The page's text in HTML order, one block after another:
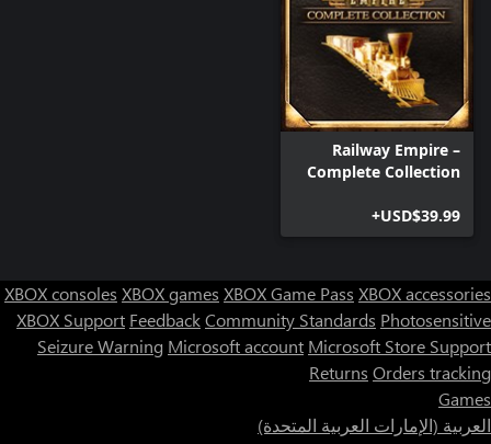
Railway Empire –
Complete Collection
USD$39.99+
XBOX consoles XBOX games XBOX Game Pass XBOX accessories
XBOX Support FeedbackCommunity Standards Photosensitive
Seizure Warning Microsoft account Microsoft Store Support
Returns Orders tracking
Games
العربية (الإمارات العربية المتحدة)